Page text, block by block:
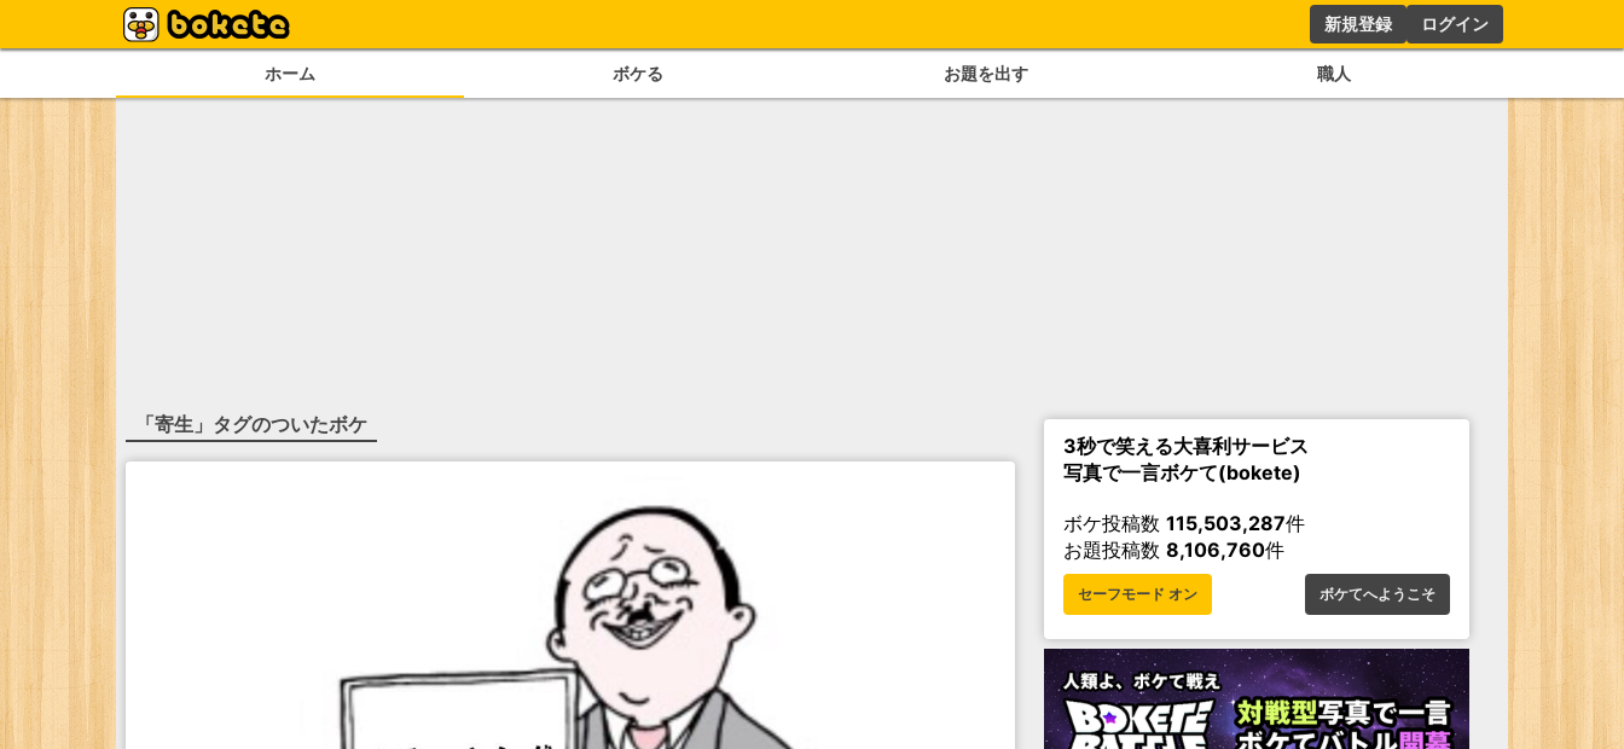
新規登録 ログイン
ホーム ボケる お題を出す 職人
「寄生 」タグのついたボケ
3秒で笑える大喜利サービス
写真で一言ボケて(bokete)
ボケ投稿数 115,503,287件
お題投稿数 8,106,760件
セーフモード オン ボケてへようこそ